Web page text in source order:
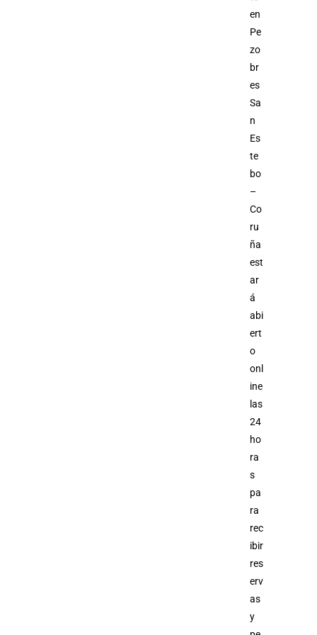
en
Pe
zo
br
es
Sa
n
Es
te
bo
–
Co
ru
ña
est
ar
á
abi
ert
o
onl
ine
las
24
ho
ra
s
pa
ra
rec
ibir
res
erv
as
y